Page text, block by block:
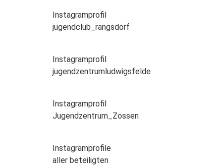
Instagramprofil
jugendclub_rangsdorf
Instagramprofil
jugendzentrumludwigsfelde
Instagramprofil
Jugendzentrum_Zossen
Instagramprofile
aller beteiligten